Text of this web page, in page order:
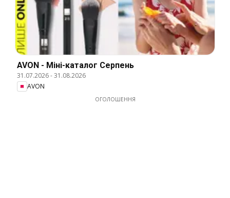
AVON - Міні-каталог Серпень
31.07.2026-31.08.2026
AVON
ОГОЛОШЕННЯ